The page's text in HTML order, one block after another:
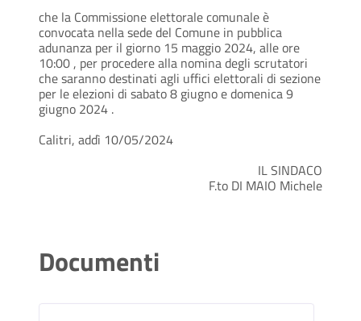
che la Commissione elettorale comunale è
convocata nella sede del Comune in pubblica
adunanza per il giorno 15 maggio 2024, alle ore
10:00 , per procedere alla nomina degli scrutatori
che saranno destinati agli uffici elettorali di sezione
per le elezioni di sabato 8 giugno e domenica 9
giugno 2024 .
Calitri, addì 10/05/2024
IL SINDACO
F.to DI MAIO Michele
Documenti